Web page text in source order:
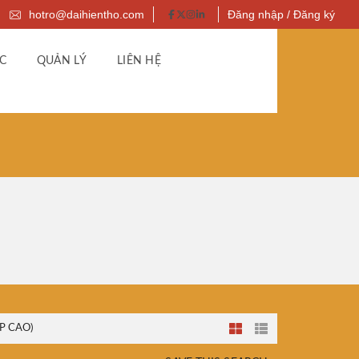
hotro@daihientho.com Đăng nhập / Đăng ký
QUẢN LÝ LIÊN HỆ
CAO)